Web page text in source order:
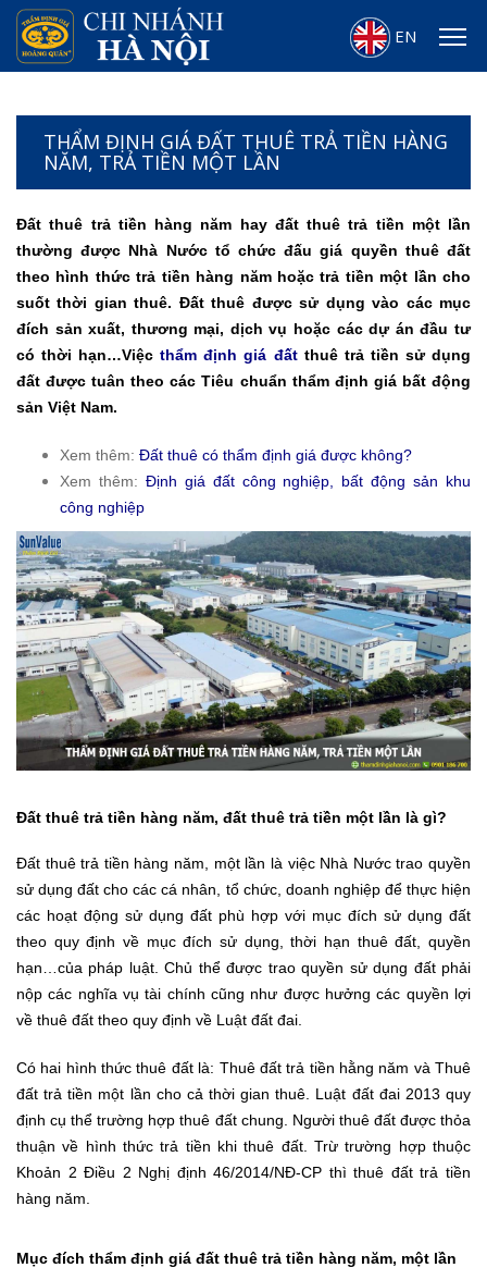
EN
THẨM ĐỊNH GIÁ ĐẤT THUÊ TRẢ TIỀN HÀNG
NĂM, TRẢ TIỀN MỘT LẦN
Đất thuê trả tiền hàng năm hay đất thuê trả tiền một lần
thường được Nhà Nước tổ chức đấu giá quyền thuê đất
theo hình thức trả tiền hàng năm hoặc trả tiền một lần cho
suốt thời gian thuê. Đất thuê được sử dụng vào các mục
đích sản xuất, thương mại, dịch vụ hoặc các dự án đầu tư
có thời hạn…Việcthẩm định giá đấtthuê trả tiền sử dụng
đất được tuân theo các Tiêu chuẩn thẩm định giá bất động
sản Việt Nam.
Xem thêm: Đất thuê có thẩm định giá được không?
Xem thêm: Định giá đất công nghiệp, bất động sản khu
công nghiệp
Đất thuê trả tiền hàng năm, đất thuê trả tiền một lần là gì?
Đất thuê trả tiền hàng năm, một lần là việc Nhà Nước trao quyền
sử dụng đất cho các cá nhân, tổ chức, doanh nghiệp để thực hiện
các hoạt động sử dụng đất phù hợp với mục đích sử dụng đất
theo quy định về mục đích sử dụng, thời hạn thuê đất, quyền
hạn…của pháp luật. Chủ thể được trao quyền sử dụng đất phải
nộp các nghĩa vụ tài chính cũng như được hưởng các quyền lợi
về thuê đất theo quy định về Luật đất đai.
Có hai hình thức thuê đất là: Thuê đất trả tiền hằng năm và Thuê
đất trả tiền một lần cho cả thời gian thuê. Luật đất đai 2013 quy
định cụ thể trường hợp thuê đất chung. Người thuê đất được thỏa
thuận về hình thức trả tiền khi thuê đất. Trừ trường hợp thuộc
Khoản 2 Điều 2 Nghị định 46/2014/NĐ-CP thì thuê đất trả tiền
hàng năm.
Mục đích thẩm định giá đất thuê trả tiền hàng năm, một lần